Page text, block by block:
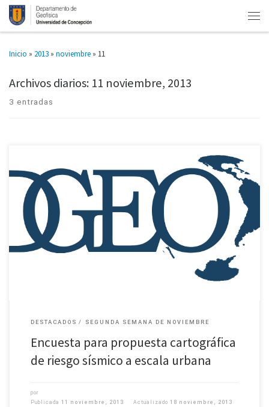
Inicio » 2013 » noviembre » 11
Archivos diarios: 11 noviembre, 2013
3 entradas
La alumna María Jesús Sánchez, estudiante de la Escuela Técnica
Superior de Ingenieros en Topografía, Geodesia y Cartografía (ETSITGC), de
la Universidad Politécnica de Madrid (España), invita a los miembros […]
DESTACADOS SEGUNDA SEMANA DE NOVIEMBRE
Encuesta para propuesta cartográfica
de riesgo sísmico a escala urbana
por
Publicada 11 noviembre, 2013 Actualizado 18 noviembre, 2013